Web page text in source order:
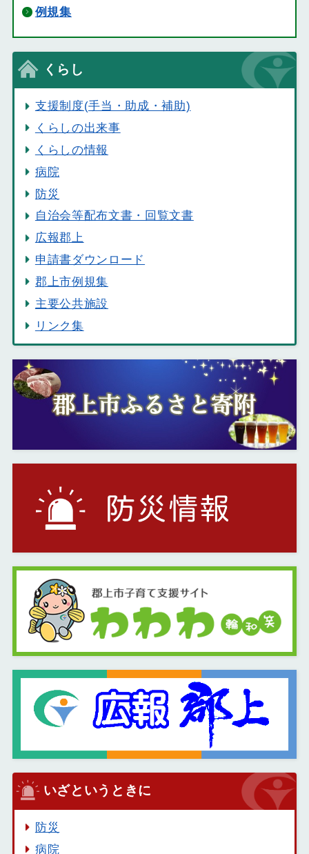
例規集
くらし
支援制度(手当・助成・補助)
くらしの出来事
くらしの情報
病院
防災
自治会等配布文書・回覧文書
広報郡上
申請書ダウンロード
郡上市例規集
主要公共施設
リンク集
いざというときに
防災
病院